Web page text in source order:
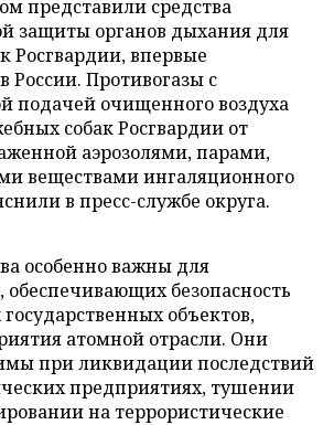
представили средства
защиты органов дыхания для
Росгвардии, впервые
России. Противогазы с
подачей очищенного воздуха
собак Росгвардии от
аэрозолями, парами,
веществами ингаляционного
в пресс-службе округа.
особенно важны для
безопасность
объектов,
атомной отрасли. Они
при ликвидации последствий
предприятиях, тушении
на террористические